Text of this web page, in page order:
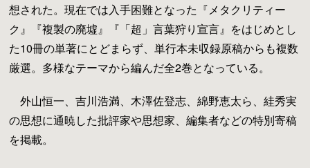
想された。現在では入手困難となった『メタクリティー
ク』『複製の廃墟』『「超」言葉狩り宣言』をはじめとし
た10冊の単著にとどまらず、単行本未収録原稿からも複数
厳選。多様なテーマから編んだ全2巻となっている。
外山恒一、吉川浩満、木澤佐登志、綿野恵太ら、絓秀実
の思想に通暁した批評家や思想家、編集者などの特別寄稿
を掲載。